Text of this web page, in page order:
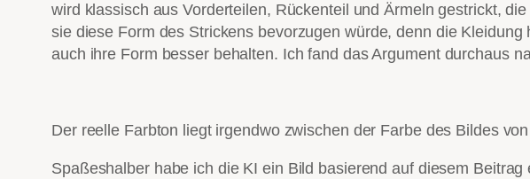
wird klassisch aus Vorderteilen, Rückenteil und Ärmeln gestrickt,
sie diese Form des Strickens bevorzugen würde, denn die
auch ihre Form besser behalten. Ich fand das Argument durchaus
Der reelle Farbton liegt irgendwo zwischen der Farbe des Bildes
Spaßeshalber habe ich die KI ein Bild basierend auf diesem